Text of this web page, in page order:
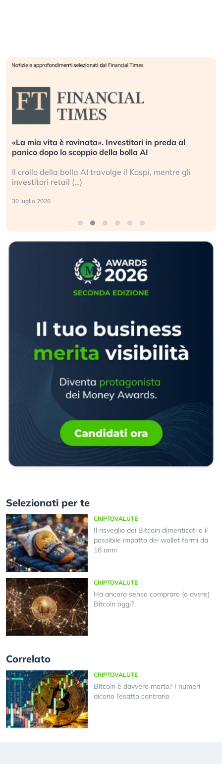
«La mia vita è rovinata». Investitori in preda al
panico dopo lo scoppio della bolla AI
Il crollo della bolla AI travolge il Kospi, mentre gli
investitori retail (…)
30 luglio 2026
Selezionati per te
CRIPTOVALUTE
Il risveglio dei Bitcoin dimenticati e il
possibile impatto dei wallet fermi da
16 anni
CRIPTOVALUTE
Ha ancora senso comprare (o avere)
Bitcoin oggi?
Correlato
CRIPTOVALUTE
Bitcoin è davvero morto? I numeri
dicono l’esatto contrario